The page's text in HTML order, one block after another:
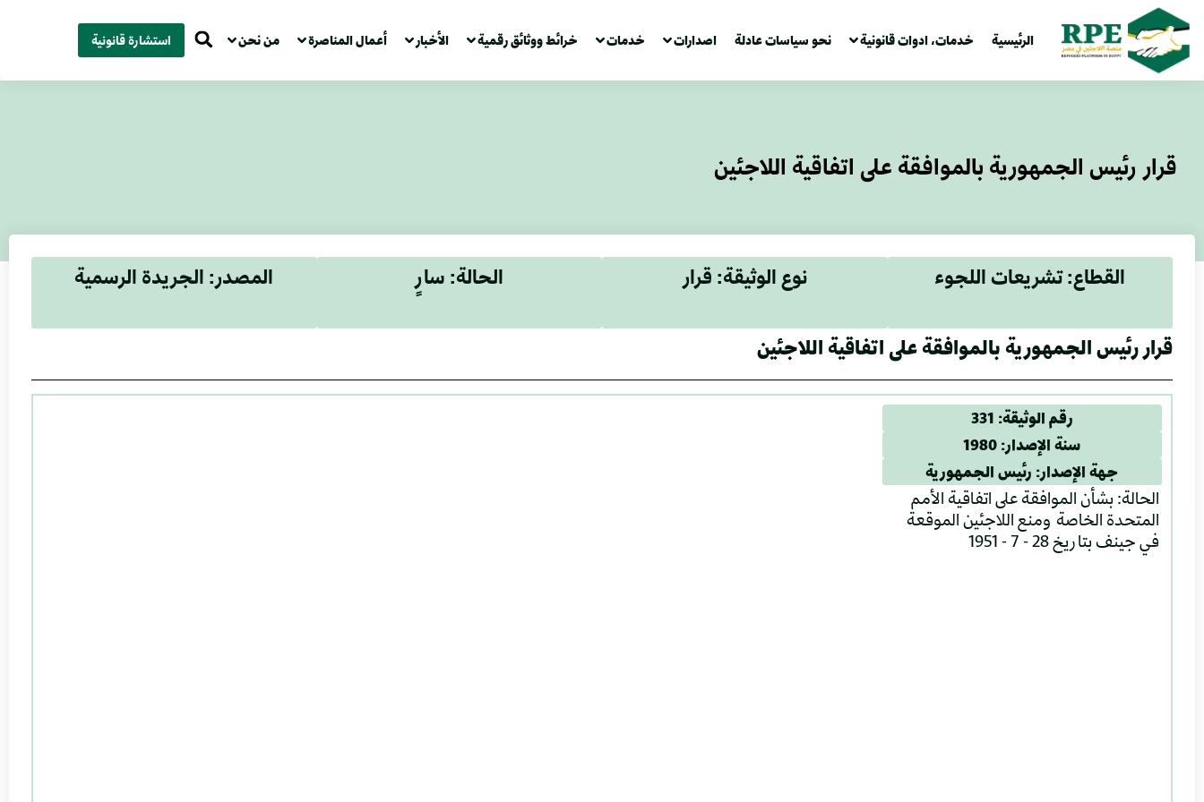
الرئيسية خدمات، ادوات قانونية نحو سياسات عادلة اصدارات خدمات خرائط ووثائق رقمية الأخبار أعمال المناصرة من نحن استشارة قانونية
قرار رئيس الجمهورية بالموافقة على اتفاقية اللاجئين
القطاع: تشريعات اللجوء نوع الوثيقة: قرار الحالة: سارٍ المصدر: الجريدة الرسمية
قرار رئيس الجمهورية بالموافقة على اتفاقية اللاجئين
رقم الوثيقة: 331
سنة الإصدار: 1980
جهة الإصدار: رئيس الجمهورية
الحالة: بشأن الموافقة على اتفاقية الأمم
المتحدة الخاصة ومنع اللاجئين الموقعة
في جينف بتاريخ 28 - 7 - 1951